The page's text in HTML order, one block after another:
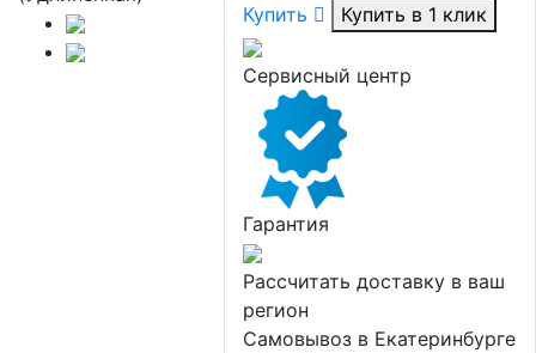
Купить
Купить в 1 клик
Сервисный центр
Гарантия
Рассчитать доставку в ваш
регион
Самовывоз в Екатеринбурге